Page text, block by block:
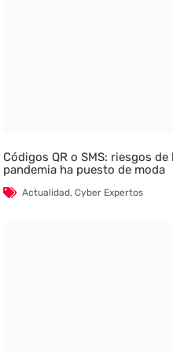
Códigos QR o SMS: riesgos
pandemia ha puesto de moda
Actualidad,Cyber Expertos